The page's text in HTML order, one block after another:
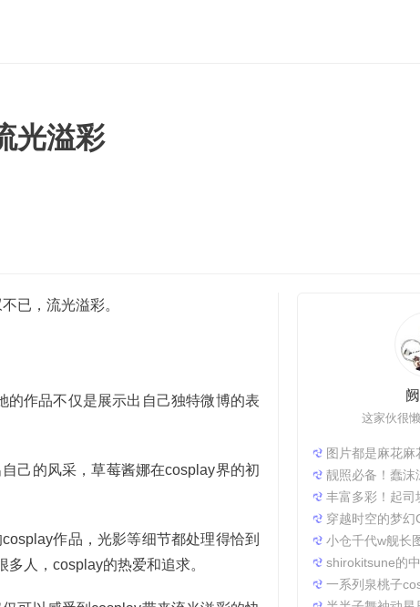
光溢彩
已，流光溢彩。
作品不仅是展示出自己独特微博的表
己的风采，草莓酱娜在cosplay界的初
作品，光影等细节都处理得恰到
人，cosplay的热爱和追求。
这家伙很
图片都是麻花麻花酱fgo
靓照必备！蠢沫
丰富多彩！起司块wii埃
穿越时空的梦幻
小仓千代w舰长图包
shirokitsune的
一系列泉桃子